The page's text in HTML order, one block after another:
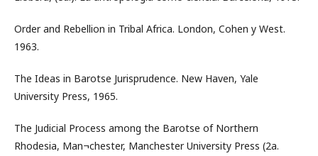
Order and Rebellion in Tribal Africa. London, Cohen y West.
1963.
The Ideas in Barotse Jurisprudence. New Haven, Yale
University Press, 1965.
The Judicial Process among the Barotse of Northern
Rhodesia, Man¬chester, Manchester University Press (2a.